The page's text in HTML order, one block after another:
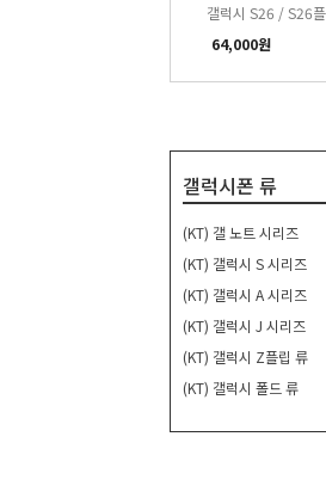
갤럭시 S26 / S26
64,000원
갤럭시폰 류
(KT) 갤 노트 시리즈
(KT) 갤럭시 S 시리즈
(KT) 갤럭시 A 시리즈
(KT) 갤럭시 J 시리즈
(KT) 갤럭시 Z플립 류
(KT) 갤럭시 폴드 류